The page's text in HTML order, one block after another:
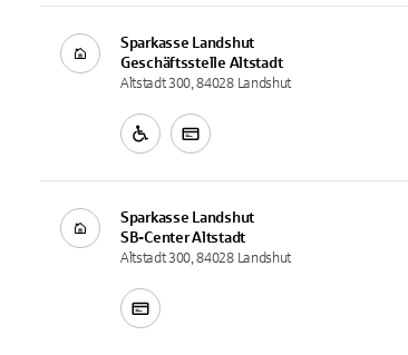
Sparkasse Landshut
Geschäftsstelle Altstadt
Altstadt 300, 84028 Landshut
Sparkasse Landshut
SB-CenterAltstadt
Altstadt 300, 84028 Landshut